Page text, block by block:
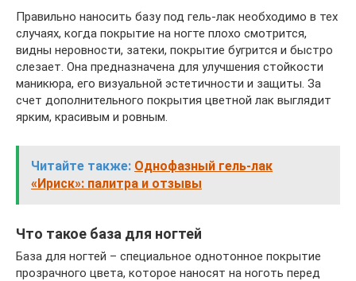
Правильно наносить базу под гель-лак необходимо в тех
случаях, когда покрытие на ногте плохо смотрится,
видны неровности, затеки, покрытие бугрится и быстро
слезает. Она предназначена для улучшения стойкости
маникюра, его визуальной эстетичности и защиты. За
счет дополнительного покрытия цветной лак выглядит
ярким, красивым и ровным.
Читайте также: Однофазный гель-лак
«Ириск»: палитра и отзывы
Что такое база для ногтей
База для ногтей – специальное однотонное покрытие
прозрачного цвета, которое наносят на ноготь перед